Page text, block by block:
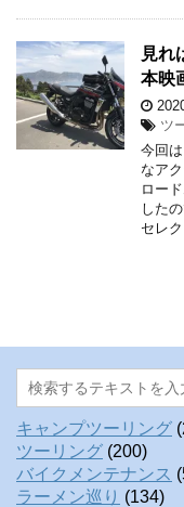
見れ
本映
ツ
今回
なア
ロー
した
セレ
キャンプツーリング
ツーリング (200)
バイクメンテナンス
ラーメン巡り (134)